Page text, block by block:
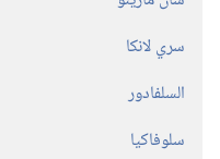
سري لانكا
السلفادور
سلوفاكيا